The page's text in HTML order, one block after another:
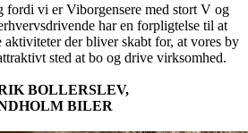
vi er Viborgensere med stort V og
har en forpligtelse til at
aktiviteter der bliver skabt for, at vores by
sted at bo og drive virksomhed.
BOLLERSLEV,
BILER